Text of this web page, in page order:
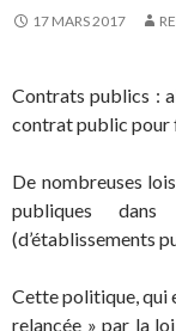
17 MARS 2017
Contrats publics :
contrat public pour
De nombreuses
publiques
(d’établissements
Cette politique, qui
relancée » par la